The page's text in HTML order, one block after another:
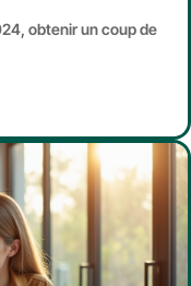
obtenir un coup de